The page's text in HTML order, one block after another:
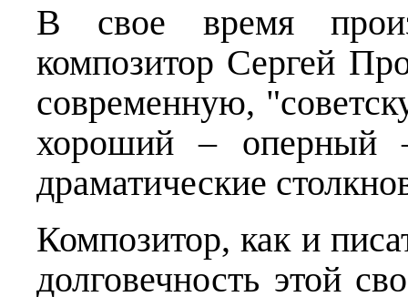
В свое время
композитор Сергей
современную,
хороший – оперный
драматические
Композитор, как и
долговечность этой